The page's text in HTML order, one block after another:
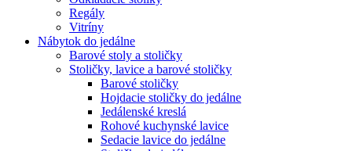
Regály
Vitríny
Nábytok do jedálne
Barové stoly a stoličky
Stoličky, lavice a barové stoličky
Barové stoličky
Hojdacie stoličky do jedálne
Jedálenské kreslá
Rohové kuchynské lavice
Sedacie lavice do jedálne